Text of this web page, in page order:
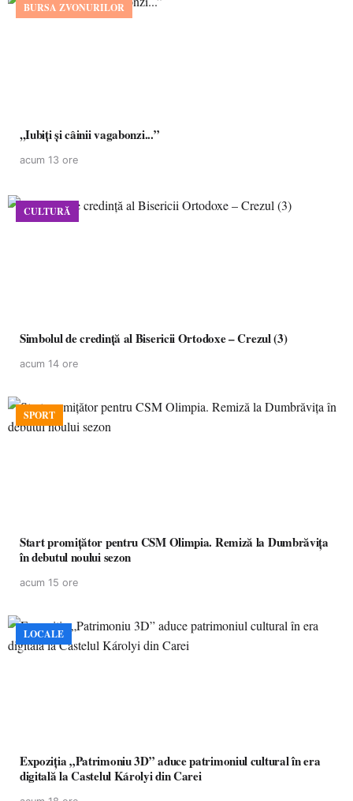
BURSA ZVONURILOR
,,Iubiți și câinii vagabonzi...”
acum 13 ore
CULTURĂ
Simbolul de credinţă al Bisericii Ortodoxe – Crezul (3)
acum 14 ore
SPORT
Start promițător pentru CSM Olimpia. Remiză la Dumbrăvița
în debutul noului sezon
acum 15 ore
LOCALE
Expoziția „Patrimoniu 3D” aduce patrimoniul cultural în era
digitală la Castelul Károlyi din Carei